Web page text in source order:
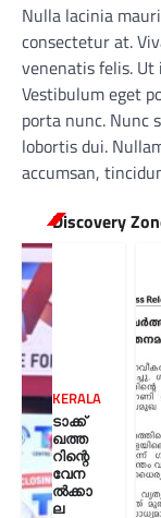
Nulla lacinia
consectetur at.
venenatis felis.
Vestibulum eget
porta nunc. Nunc
lobortis dui.
accumsan,
Discovery
KERALA
ടാക്ക്
ഖത്ത
റിന്റെ
വേന
ൽക്കാ
ല